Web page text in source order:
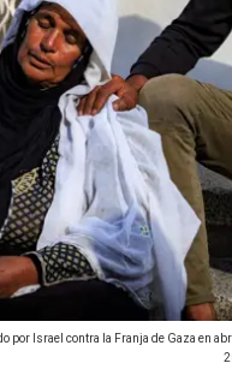
por Israel contra la Franja de Gaza en